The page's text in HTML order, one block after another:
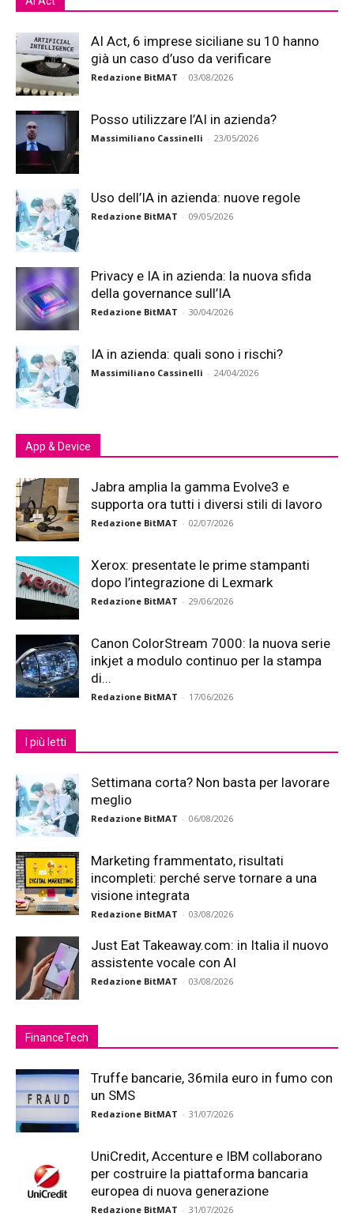
AI Act, 6 imprese siciliane su 10 hanno
già un caso d’uso da verificare
Redazione BitMAT - 03/08/2026
Posso utilizzare l’AI in azienda?
Massimiliano Cassinelli - 23/05/2026
Uso dell’IA in azienda: nuove regole
Redazione BitMAT - 09/05/2026
Privacy e IA in azienda: la nuova sfida
della governance sull’IA
Redazione BitMAT - 30/04/2026
IA in azienda: quali sono i rischi?
Massimiliano Cassinelli - 24/04/2026
App & Device
Jabra amplia la gamma Evolve3 e
supporta ora tutti i diversi stili di lavoro
Redazione BitMAT - 02/07/2026
Xerox: presentate le prime stampanti
dopo l’integrazione di Lexmark
Redazione BitMAT - 29/06/2026
Canon ColorStream 7000: la nuova serie
inkjet a modulo continuo per la stampa
di...
Redazione BitMAT - 17/06/2026
I più letti
Settimana corta? Non basta per lavorare
meglio
Redazione BitMAT - 06/08/2026
Marketing frammentato, risultati
incompleti: perché serve tornare a una
visione integrata
Redazione BitMAT - 03/08/2026
Just Eat Takeaway.com: in Italia il nuovo
assistente vocale con AI
Redazione BitMAT - 03/08/2026
FinanceTech
Truffe bancarie, 36mila euro in fumo con
un SMS
Redazione BitMAT - 31/07/2026
UniCredit, Accenture e IBM collaborano
per costruire la piattaforma bancaria
europea di nuova generazione
Redazione BitMAT - 31/07/2026